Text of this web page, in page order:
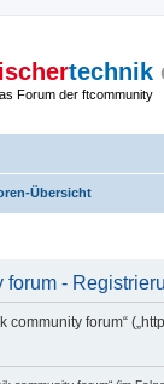
technik
Forum der ftcommunity
Übersicht
forum -
community forum“